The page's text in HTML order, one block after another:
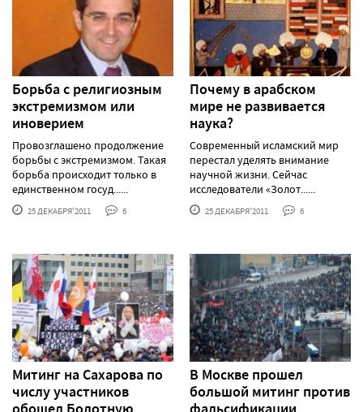
Борьба с религиозным
экстремизмом или
иноверием
Провозглашено продолжение
борьбы с экстремизмом. Такая
борьба происходит только в
единственном госуд......
25 ДЕКАБРЯ'2011 6
Почему в арабском
мире не развивается
наука?
Современный исламский мир
перестал уделять внимание
научной жизни. Сейчас
исследователи «Золот......
25 ДЕКАБРЯ'2011 6
Митинг на Сахарова по
числу участников
В Москве прошел
большой митинг против